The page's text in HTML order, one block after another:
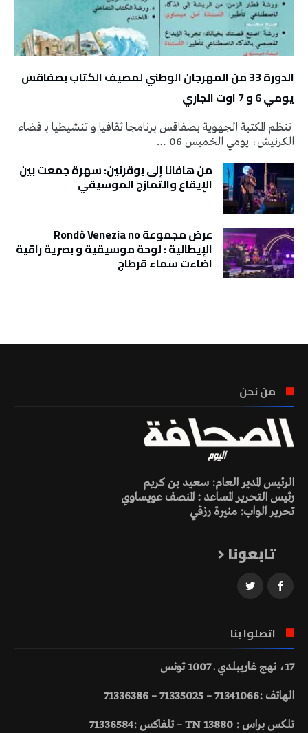
الدورة 33 من المهرجان الوطني لمصيف الكتاب بصفاقس
يومي 6 و 7 اوت الجاري
تنظم المكتبة الجهوية بصفاقس برنامجا ثقافيا و تنشيطيا بـ فضاء
الكرنيش، يومي الخميس 06 …
من هافانا إلى بوقرنين: سهرة جمعت بين
الإيقاع والتمازج الموسيقي
عرض مجموعة Rondò Venezia no
الإيطالية : لوحة موسيقية و بصرية راقية
اضاءت سماء قرطاج
من نحن
الرئيس المدير العام: سعيد بن كريم
رئيس التحرير المساعد : المنصف عويساوي
تحرير الواب: منيرة رزقي
تابعونا
اتصلوا بنا
17، نهج غاريبلدي ـ 1007 تونس
الهاتف :71341066 – 71335025 – 71336386
تلكس براس : 13880 TN – تلفاكس :71336584